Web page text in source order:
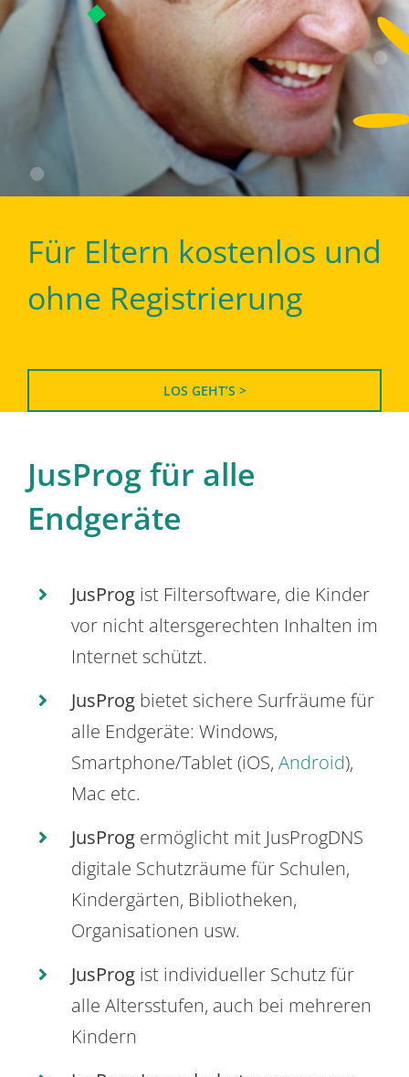
Für Eltern kostenlos und
ohne Registrierung
LOS GEHT’S >
JusProg für alle
Endgeräte
JusProg ist Filtersoftware, die Kinder
vor nicht altersgerechten Inhalten im
Internet schützt.
JusProg bietet sichere Surfräume für
alle Endgeräte: Windows,
Smartphone/Tablet (iOS, Android),
Mac etc.
JusProg ermöglicht mit JusProgDNS
digitale Schutzräume für Schulen,
Kindergärten, Bibliotheken,
Organisationen usw.
JusProg ist individueller Schutz für
alle Altersstufen, auch bei mehreren
Kindern